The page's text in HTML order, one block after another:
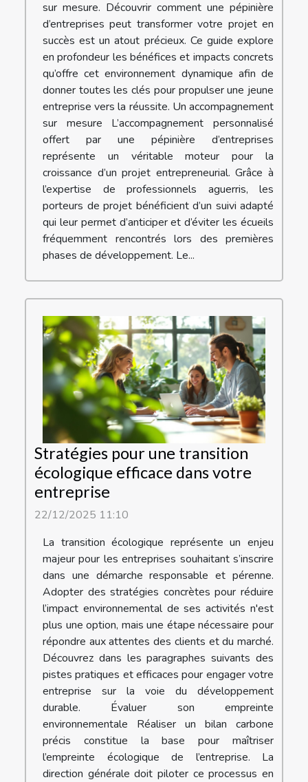
sur mesure. Découvrir comment une pépinière
d’entreprises peut transformer votre projet en
succès est un atout précieux. Ce guide explore
en profondeur les bénéfices et impacts concrets
qu’offre cet environnement dynamique afin de
donner toutes les clés pour propulser une jeune
entreprise vers la réussite. Un accompagnement
sur mesure L’accompagnement personnalisé
offert par une pépinière d’entreprises
représente un véritable moteur pour la
croissance d’un projet entrepreneurial. Grâce à
l’expertise de professionnels aguerris, les
porteurs de projet bénéficient d’un suivi adapté
qui leur permet d’anticiper et d’éviter les écueils
fréquemment rencontrés lors des premières
phases de développement. Le...
Stratégies pour une transition
écologique efficace dans votre
entreprise
22/12/2025 11:10
La transition écologique représente un enjeu
majeur pour les entreprises souhaitant s’inscrire
dans une démarche responsable et pérenne.
Adopter des stratégies concrètes pour réduire
l’impact environnemental de ses activités n'est
plus une option, mais une étape nécessaire pour
répondre aux attentes des clients et du marché.
Découvrez dans les paragraphes suivants des
pistes pratiques et efficaces pour engager votre
entreprise sur la voie du développement
durable. Évaluer son empreinte
environnementale Réaliser un bilan carbone
précis constitue la base pour maîtriser
l’empreinte écologique de l’entreprise. La
direction générale doit piloter ce processus en